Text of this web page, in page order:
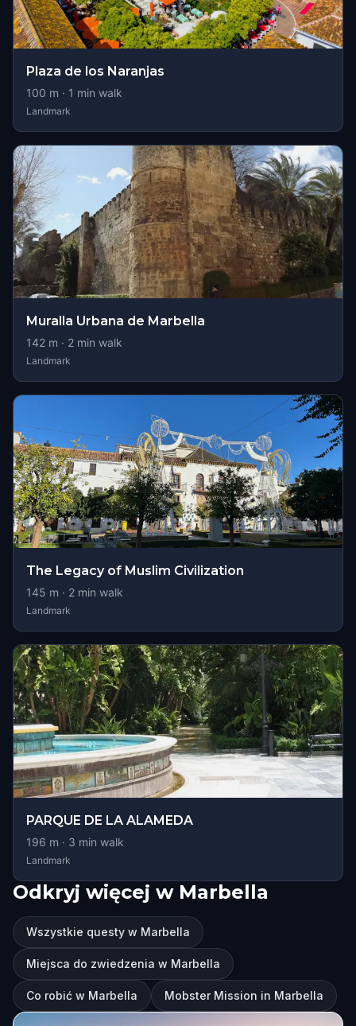
Plaza de los Naranjas
100 m · 1 min walk
Landmark
Muralla Urbana de Marbella
142 m · 2 min walk
Landmark
The Legacy of Muslim Civilization
145 m · 2 min walk
Landmark
PARQUE DE LA ALAMEDA
196 m · 3 min walk
Landmark
Odkryj więcej w Marbella
Wszystkie questy w Marbella
Miejsca do zwiedzenia w Marbella
Co robić w Marbella Mobster Mission in Marbella